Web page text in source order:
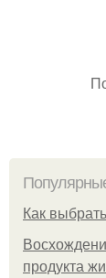
Как
продукта